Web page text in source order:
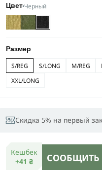
Цвет Черный
Размер
S/REG S/LONG M/REG
XXL/LONG
Скидка 5% на первый
Кешбек
+41 ₴